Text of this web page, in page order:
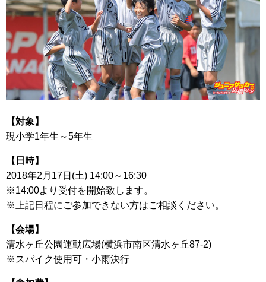
【対象】
現小学1年生～5年生
【日時】
2018年2月17日(土) 14:00～16:30
※14:00より受付を開始致します。
※上記日程にご参加できない方はご相談ください。
【会場】
清水ヶ丘公園運動広場(横浜市南区清水ヶ丘87-2)
※スパイク使用可・小雨決行